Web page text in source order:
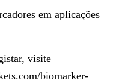
em aplicações
visite
biomarker-